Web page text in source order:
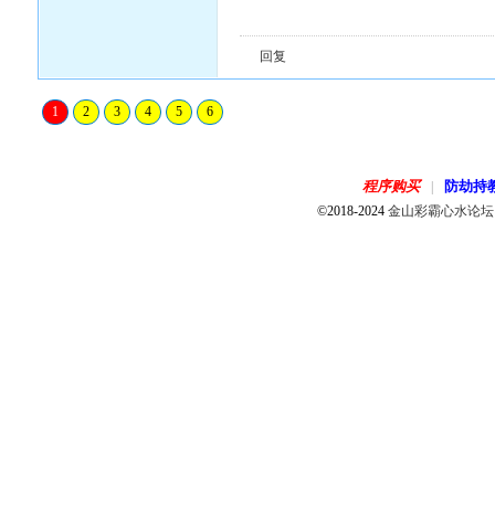
回复
1 2 3 4 5 6
程序购买 防劫持
©2018-2024金山彩霸心水论坛